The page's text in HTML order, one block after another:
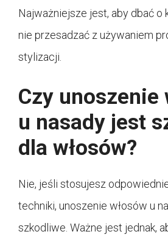
Najważniejsze jest, aby dbać o
nie przesadzać z używaniem
stylizacji.
Czy unoszenie
u nasady jest
dla włosów?
Nie, jeśli stosujesz
techniki, unoszenie włosów u
szkodliwe. Ważne jest jednak,